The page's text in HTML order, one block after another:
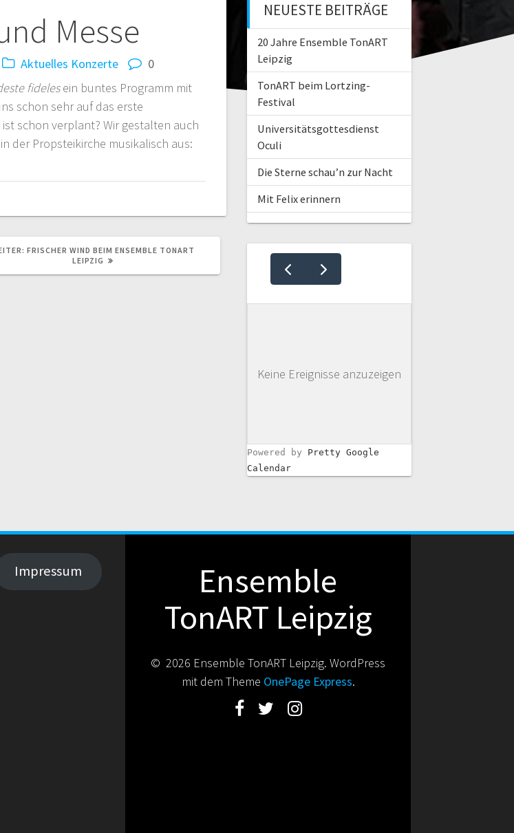
Messe
Aktuelles Konzerte
0
fidelesein buntes Programm mit
schon sehr auf das erste
schon verplant? Wir gestalten auch
der Propsteikirche musikalisch aus:
NÄCHSTER
FRISCHER WIND BEIM ENSEMBLE TONART
LEIPZIG
NEUESTE BEITRÄGE
20 Jahre Ensemble TonART
Leipzig
TonART beim Lortzing-
Festival
Universitätsgottesdienst
Oculi
Die Sterne schau’n zur Nacht
Mit Felix erinnern
Keine Ereignisse anzuzeigen
Powered by Pretty Google
Calendar
Impressum
Ensemble
TonART Leipzig
© 2026 Ensemble TonART Leipzig. WordPress
mit dem Theme OnePage Express.